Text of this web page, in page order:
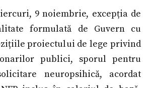
9 noiembrie, excepția de
formulată de Guvern cu
proiectului de lege privind
publici, sporul pentru
neuropsihică, acordat